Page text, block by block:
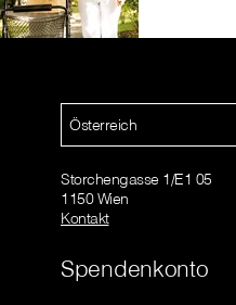
Österreich
Storchengasse 1/E1 05
1150 Wien
Kontakt
Spendenkonto